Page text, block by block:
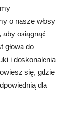
o nasze włosy
aby osiągnąć
głowa do
i doskonalenia
się, gdzie
dla